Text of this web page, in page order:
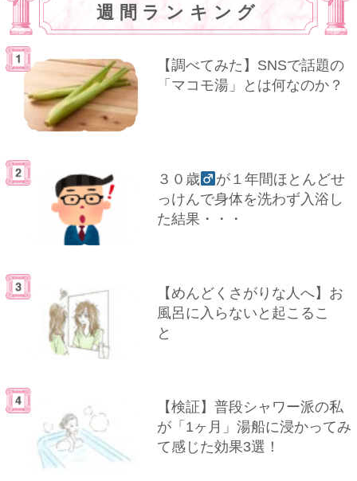
週間ランキング
【調べてみた】SNSで話題の
「マコモ湯」とは何なのか？
３０歳
が１年間ほとんどせ
っけんで身体を洗わず入浴し
た結果・・・
【めんどくさがりな人へ】お
風呂に入らないと起こるこ
と
【検証】普段シャワー派の私
が「1ヶ月」湯船に浸かってみ
て感じた効果3選！